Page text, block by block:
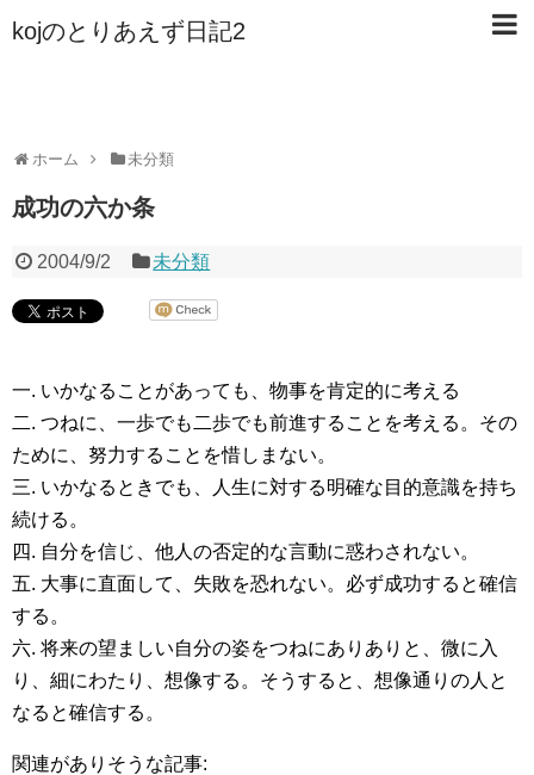
kojのとりあえず日記2
ホーム 未分類
成功の六か条
2004/9/2 未分類
一. いかなることがあっても、物事を肯定的に考える
二. つねに、一歩でも二歩でも前進することを考える。その
ために、努力することを惜しまない。
三. いかなるときでも、人生に対する明確な目的意識を持ち
続ける。
四. 自分を信じ、他人の否定的な言動に惑わされない。
五. 大事に直面して、失敗を恐れない。必ず成功すると確信
する。
六. 将来の望ましい自分の姿をつねにありありと、微に入
り、細にわたり、想像する。そうすると、想像通りの人と
なると確信する。
関連がありそうな記事: